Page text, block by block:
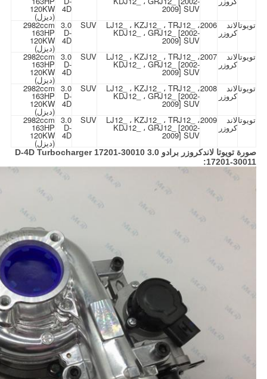
2009] SUV
4D
120KW
(ديزل)
تويوتالاند
كروزر
2006LJ12_ ، KZJ12_ ، TRJ12_ ،
KDJ12_ ، GRJ12_ [2002-
2009] SUV
SUV
3.0
D-
4D
2982ccm
163HP
120KW
(ديزل)
تويوتالاند
كروزر
2007LJ12_ ، KZJ12_ ، TRJ12_ ،
KDJ12_ ، GRJ12_ [2002-
2009] SUV
SUV
3.0
D-
4D
2982ccm
163HP
120KW
(ديزل)
تويوتالاند
كروزر
2008LJ12_ ، KZJ12_ ، TRJ12_ ،
KDJ12_ ، GRJ12_ [2002-
2009] SUV
SUV
3.0
D-
4D
2982ccm
163HP
120KW
(ديزل)
تويوتالاند
كروزر
2009LJ12_ ، KZJ12_ ، TRJ12_ ،
KDJ12_ ، GRJ12_ [2002-
2009] SUV
SUV
3.0
D-
4D
2982ccm
163HP
120KW
(ديزل)
صورة تويوتا لاندكروزر برادو 3.0 D-4D Turbocharger 17201-30010
17201-30011: